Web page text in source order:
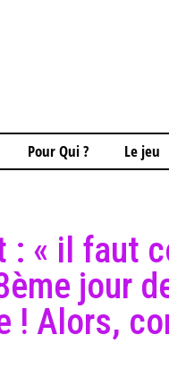
Pour Qui ? Le jeu
: « il faut
jour
! Alors,